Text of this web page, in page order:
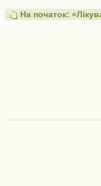
На початок: